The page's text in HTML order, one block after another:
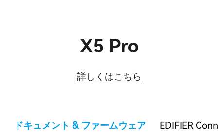
X5 Pro
詳しくはこちら
ドキュメント & ファームウェア EDIFIER